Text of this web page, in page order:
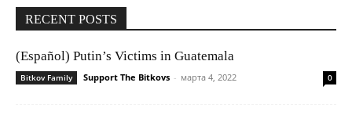
RECENT POSTS
(Español) Putin’s Victims in Guatemala
Bitkov Family Support The Bitkovs - марта 4, 2022 0